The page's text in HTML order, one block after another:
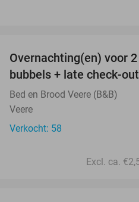
Overnachting(en) voor
bubbels + late check-out
Bed en Brood Veere (B&B)
Veere
Verkocht: 58
Excl. ca.